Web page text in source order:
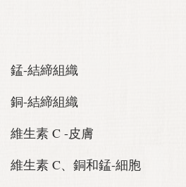
錳-結締組織
銅-結締組織
維生素 C -皮膚
維生素 C、銅和錳-細胞